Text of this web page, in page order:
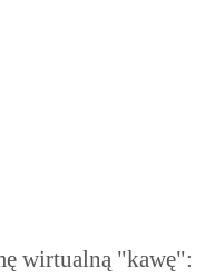
wirtualną "kawę":